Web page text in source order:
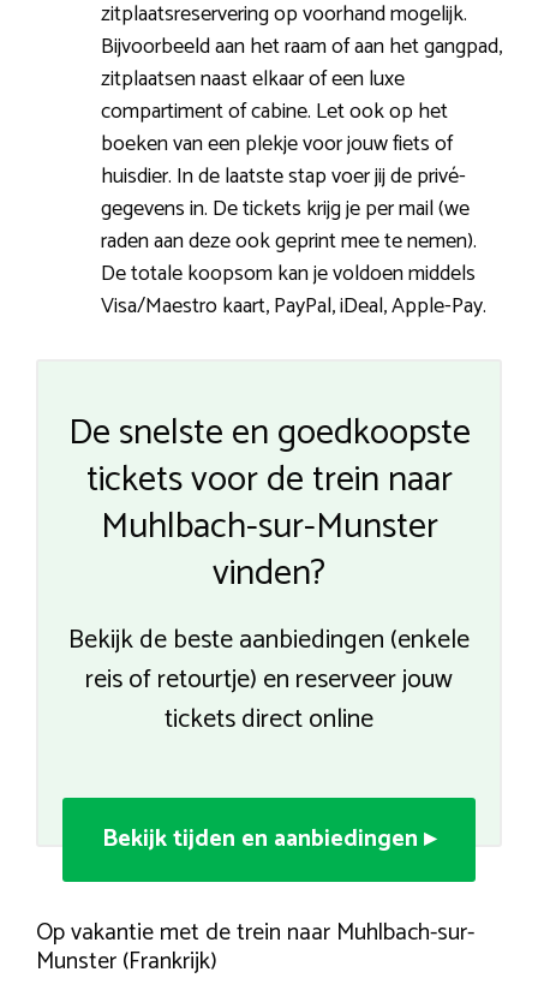
zitplaatsreservering op voorhand mogelijk.
Bijvoorbeeld aan het raam of aan het gangpad,
zitplaatsen naast elkaar of een luxe
compartiment of cabine. Let ook op het
boeken van een plekje voor jouw fiets of
huisdier. In de laatste stap voer jij de privé-
gegevens in. De tickets krijg je per mail (we
raden aan deze ook geprint mee te nemen).
De totale koopsom kan je voldoen middels
Visa/Maestro kaart, PayPal, iDeal, Apple-Pay.
De snelste en goedkoopste
tickets voor de trein naar
Muhlbach-sur-Munster
vinden?
Bekijk de beste aanbiedingen (enkele
reis of retourtje) en reserveer jouw
tickets direct online
Bekijk tijden en aanbiedingen ▸
Op vakantie met de trein naar Muhlbach-sur-
Munster (Frankrijk)